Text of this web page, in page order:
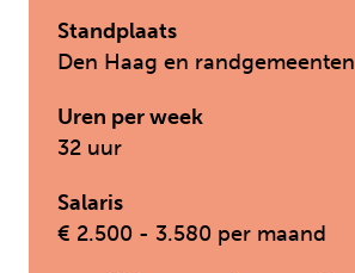
Standplaats
Den Haag en randgemeenten
Uren per week
32 uur
Salaris
€ 2.500 - 3.580 per maand